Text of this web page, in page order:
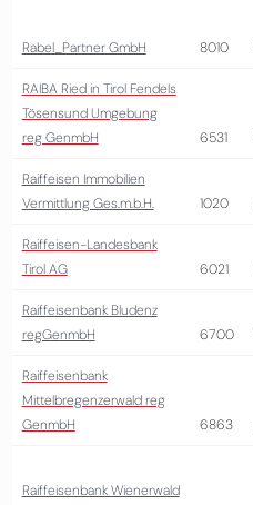
Rabel_Partner GmbH 8010
RAIBA Ried in Tirol Fendels
Tösensund Umgebung
reg GenmbH
6531
Raiffeisen Immobilien
Vermittlung Ges.m.b.H.
1020
Raiffeisen-Landesbank
Tirol AG
6021
Raiffeisenbank Bludenz
regGenmbH
6700
Raiffeisenbank
Mittelbregenzerwald reg
GenmbH
6863
Raiffeisenbank Wienerwald